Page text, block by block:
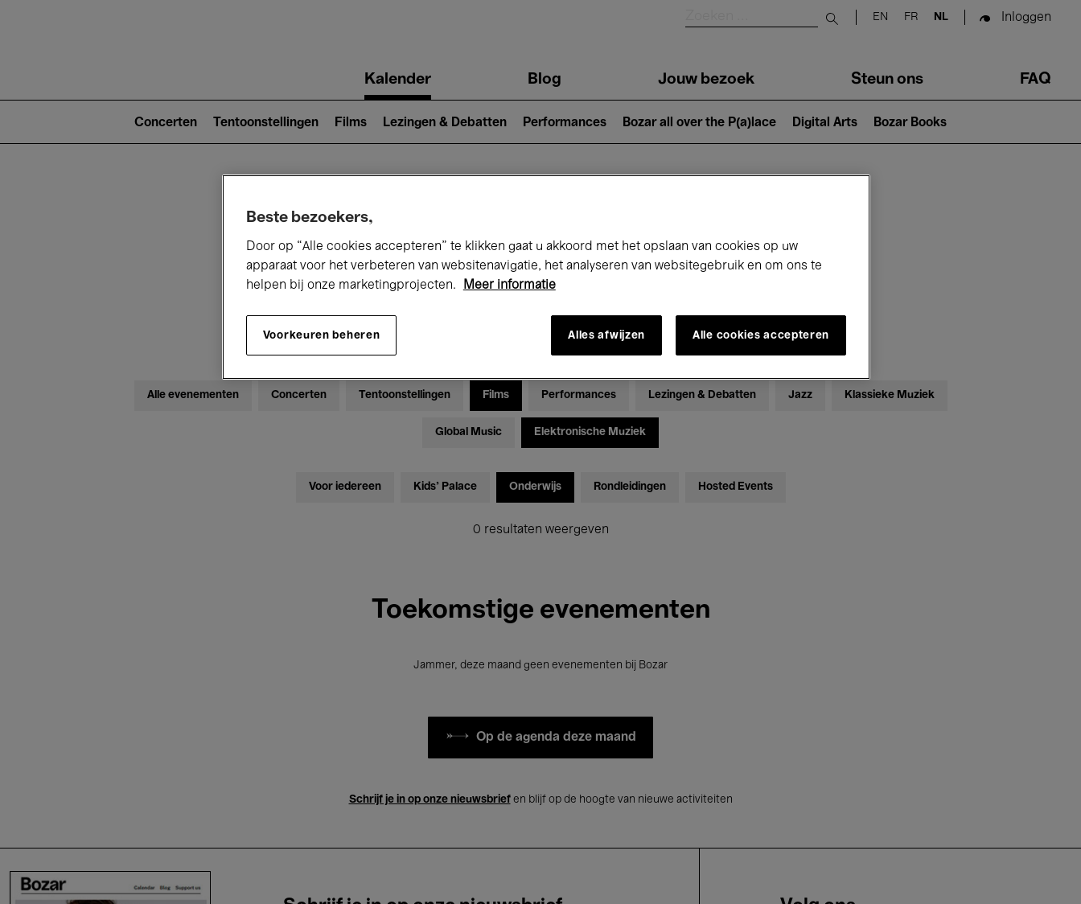
Submit search
EN FR NL Inloggen
navigationKalender Blog Jouw bezoek Steun ons FAQ
2)
Concerten Tentoonstellingen Films Lezingen & Debatten Performances Bozar all over the P(a)lace Digital Arts Bozar Books
Alle evenementen Concerten Tentoonstellingen Films Performances Lezingen & Debatten Jazz Klassieke Muziek
Global Music Elektronische Muziek
Voor iedereen Kids’ Palace Onderwijs Rondleidingen Hosted Events
0 resultaten weergeven
Toekomstige evenementen
Jammer, deze maand geen evenementen bij Bozar
Op de agenda deze maand
Schrijf je in op onze nieuwsbriefen blijf op de hoogte van nieuwe activiteiten
Beste bezoekers,
Door op “Alle cookies accepteren” te klikken gaat u akkoord met het opslaan van cookies op uw
apparaat voor het verbeteren van websitenavigatie, het analyseren van websitegebruik en om ons te
helpen bij onze marketingprojecten.
Meer informatie
Voorkeuren beheren Alles afwijzen Alle cookies accepteren